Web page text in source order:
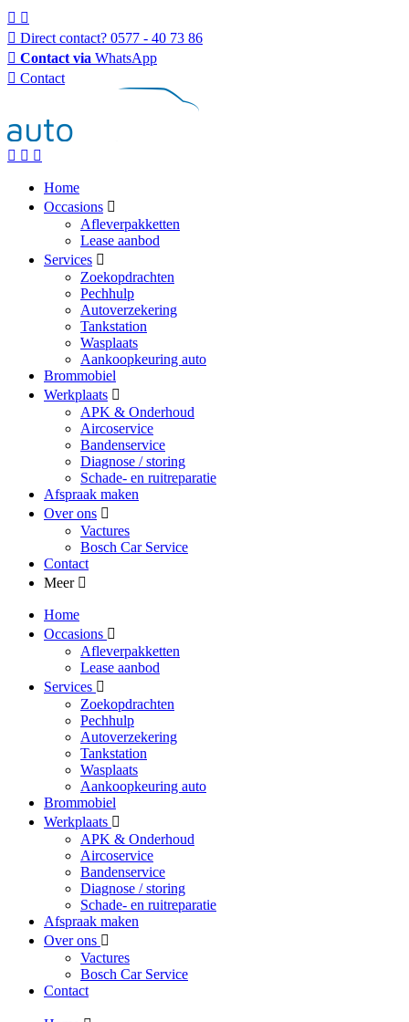
Direct contact? 0577 - 40 73 86
Contact via WhatsApp
Contact
Home
Occasions
Afleverpakketten
Lease aanbod
Services
Zoekopdrachten
Pechhulp
Autoverzekering
Tankstation
Wasplaats
Aankoopkeuring auto
Brommobiel
Werkplaats
APK & Onderhoud
Aircoservice
Bandenservice
Diagnose / storing
Schade- en ruitreparatie
Afspraak maken
Over ons
Vactures
Bosch Car Service
Contact
Meer
Home
Occasions
Afleverpakketten
Lease aanbod
Services
Zoekopdrachten
Pechhulp
Autoverzekering
Tankstation
Wasplaats
Aankoopkeuring auto
Brommobiel
Werkplaats
APK & Onderhoud
Aircoservice
Bandenservice
Diagnose / storing
Schade- en ruitreparatie
Afspraak maken
Over ons
Vactures
Bosch Car Service
Contact